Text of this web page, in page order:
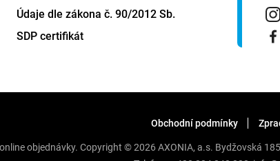
Údaje dle zákona č. 90/2012 Sb.
SDP certifikát
Obchodní podmínky
objednávky. Copyright © 2026 AXONIA, a.s. Bydžovská